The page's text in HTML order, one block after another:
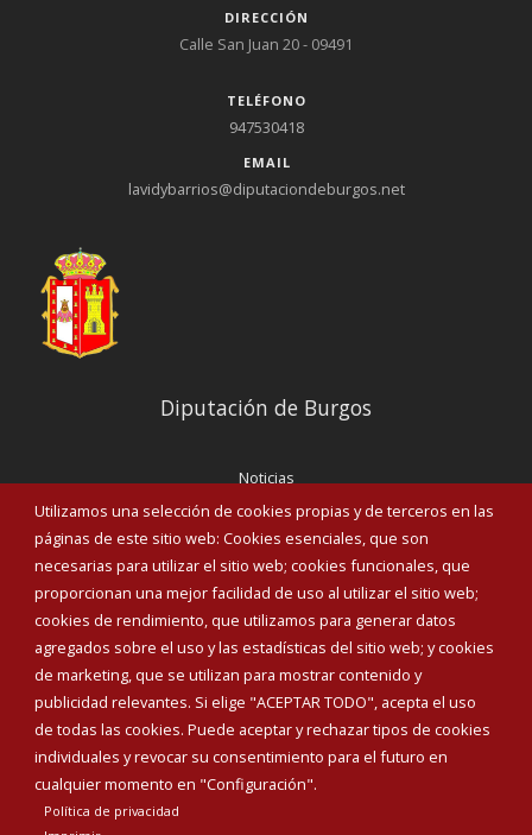
Utilizamos una selección de cookies propias y de terceros en las
páginas de este sitio web: Cookies esenciales, que son
necesarias para utilizar el sitio web; cookies funcionales, que
proporcionan una mejor facilidad de uso al utilizar el sitio web;
cookies de rendimiento, que utilizamos para generar datos
agregados sobre el uso y las estadísticas del sitio web; y cookies
de marketing, que se utilizan para mostrar contenido y
publicidad relevantes. Si elige "ACEPTAR TODO", acepta el uso
de todas las cookies. Puede aceptar y rechazar tipos de cookies
individuales y revocar su consentimiento para el futuro en
cualquier momento en "Configuración".
Política de privacidad
DIRECCIÓN
Calle San Juan 20 - 09491
TELÉFONO
947530418
EMAIL
lavidybarrios@diputaciondeburgos.net
Diputación de Burgos
Noticias
Eventos
Corporación Municipal
Teléfonos de interés
INICIAR SESIÓN
MAPA WEB